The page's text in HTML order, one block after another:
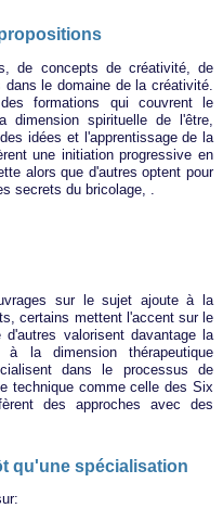
de concepts de créativité, de
le domaine de la créativité.
formations qui couvrent le
dimension spirituelle de l'être,
idées et l'apprentissage de la
une initiation progressive en
alors que d'autres optent pour
secrets du bricolage, .
sur le sujet ajoute à la
certains mettent l'accent sur le
valorisent davantage la
la dimension thérapeutique
dans le processus de
technique comme celle des Six
des approches avec des
qu'une spécialisation